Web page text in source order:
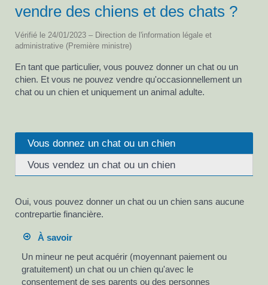
vendre des chiens et des chats ?
Vérifié le 24/01/2023 – Direction de l'information légale et
administrative (Première ministre)
En tant que particulier, vous pouvez donner un chat ou un
chien. Et vous ne pouvez vendre qu'occasionnellement un
chat ou un chien et uniquement un animal adulte.
Vous donnez un chat ou un chien
Vous vendez un chat ou un chien
Oui, vous pouvez donner un chat ou un chien sans aucune
contrepartie financière.
À savoir
Un mineur ne peut acquérir (moyennant paiement ou
gratuitement) un chat ou un chien qu'avec le
consentement de ses parents ou des personnes